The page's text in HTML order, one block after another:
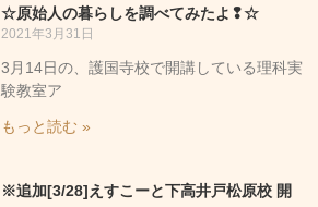
☆原始人の暮らしを調べてみたよ❢☆
2021年3月31日
3月14日の、護国寺校で開講している理科実
験教室ア
もっと読む »
※追加[3/28]えすこーと下高井戸松原校 開